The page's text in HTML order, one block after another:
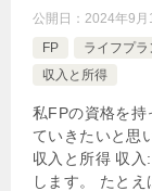
公開日： 2024年9月
FP
ライフプ
収入と所得
私FPの資格を持
ていきたいと思
収入と所得 収
します。 たと